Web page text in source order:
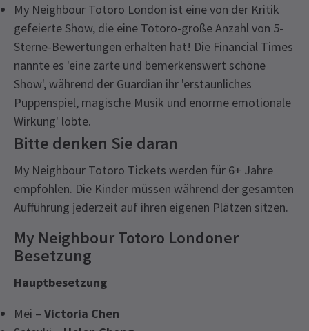
My Neighbour Totoro London ist eine von der Kritik
gefeierte Show, die eine Totoro-große Anzahl von 5-
Sterne-Bewertungen erhalten hat! Die Financial Times
nannte es 'eine zarte und bemerkenswert schöne
Show', während der Guardian ihr 'erstaunliches
Puppenspiel, magische Musik und enorme emotionale
Wirkung' lobte.
Bitte denken Sie daran
My Neighbour Totoro Tickets werden für 6+ Jahre
empfohlen. Die Kinder müssen während der gesamten
Aufführung jederzeit auf ihren eigenen Plätzen sitzen.
My Neighbour Totoro Londoner
Besetzung
Hauptbesetzung
Mei – Victoria Chen